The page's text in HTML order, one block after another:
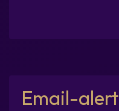
Email-alert